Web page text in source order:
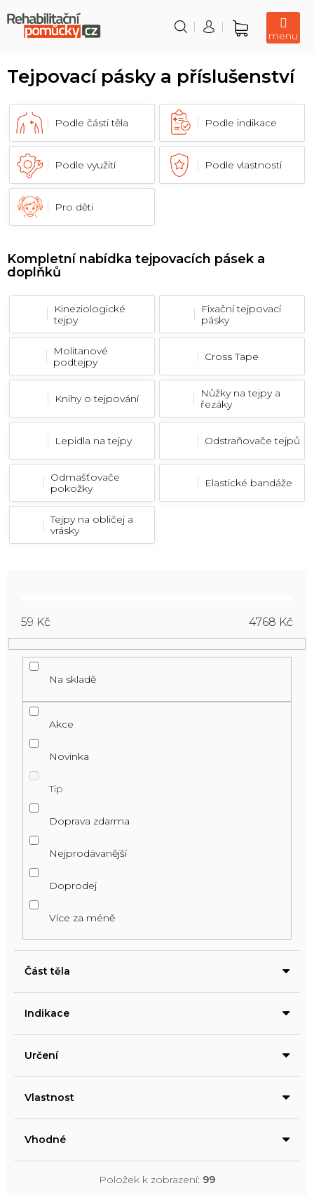
na
obsah
Nákupní
Tejpovací pásky a příslušenství
Podle části těla Podle indikace
Podle využití Podle vlastností
Pro děti
Kompletní nabídka tejpovacích pásek a
doplňků
Kineziologické
tejpy
Fixační tejpovací
pásky
Molitanové
podtejpy
Cross Tape
Knihy o tejpování
Nůžky na tejpy a
řezáky
Lepidla na tejpy Odstraňovače tejpů
Odmašťovače
pokožky
Elastické bandáže
Tejpy na obličej a
vrásky
59 Kč 4768 Kč
Na skladě
Akce
Novinka
Tip
Doprava zdarma
Nejprodávanější
Doprodej
Více za méně
Část těla
Indikace
Určení
Vlastnost
Vhodné
Položek k zobrazení: 99